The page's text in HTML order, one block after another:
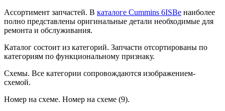
Ассортимент запчастей. В каталоге Cummins 6ISBe наиболее
полно представлены оригинальные детали необходимые для
ремонта и обслуживания.
Каталог состоит из категорий. Запчасти отсортированы по
категориям по функциональному признаку.
Схемы. Все категории сопровождаются изображением-
схемой.
Номер на схеме. Номер на схеме (9).